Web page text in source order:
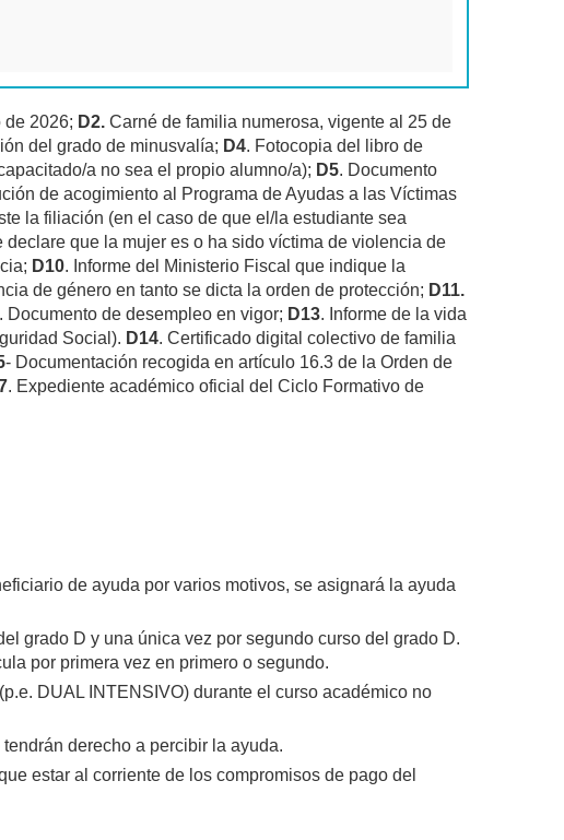
de 2026; D2. Carné de familia numerosa, vigente al 25 de
del grado de minusvalía; D4. Fotocopia del libro de
a no sea el propio alumno/a); D5. Documento
de acogimiento al Programa de Ayudas a las Víctimas
la filiación (en el caso de que el/la estudiante sea
que la mujer es o ha sido víctima de violencia de
D10. Informe del Ministerio Fiscal que indique la
de género en tanto se dicta la orden de protección; D11.
. Documento de desempleo en vigor; D13. Informe de la vida
Social). D14. Certificado digital colectivo de familia
- Documentación recogida en artículo 16.3 de la Orden de
. Expediente académico oficial del Ciclo Formativo de
de ayuda por varios motivos, se asignará la ayuda
grado D y una única vez por segundo curso del grado D.
por primera vez en primero o segundo.
DUAL INTENSIVO) durante el curso académico no
derecho a percibir la ayuda.
estar al corriente de los compromisos de pago del